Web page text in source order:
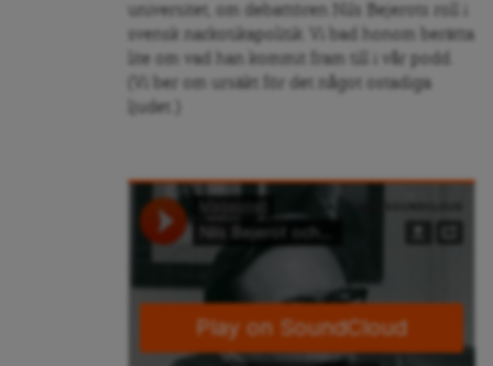
universitet, om debattören Nils Bejerots roll i
svensk narkotikapolitik. Vi bad honom berätta
lite om vad han kommit fram till i vår podd.
(Vi ber om ursäkt för det något ostadiga
ljudet.)